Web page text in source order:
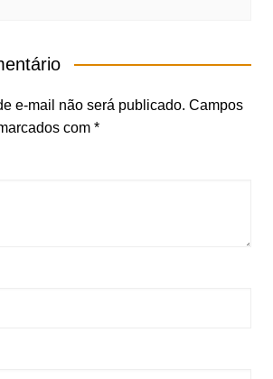
e-mail não será publicado. Campos
com *